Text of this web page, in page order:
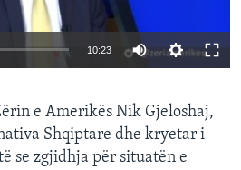
10:23
e Amerikës Nik Gjeloshaj,
Shqiptare dhe kryetar i
se zgjidhja për situatën e